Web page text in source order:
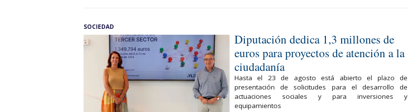
SOCIEDAD
Diputación dedica 1,3 millones de
euros para proyectos de atención a la
ciudadanía
Hasta el 23 de agosto está abierto el plazo de
presentación de solicitudes para el desarrollo de
actuaciones sociales y para inversiones y
equipamientos